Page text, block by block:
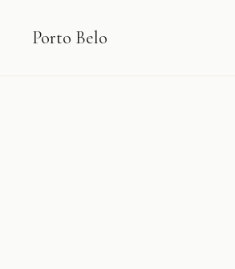
Porto Belo